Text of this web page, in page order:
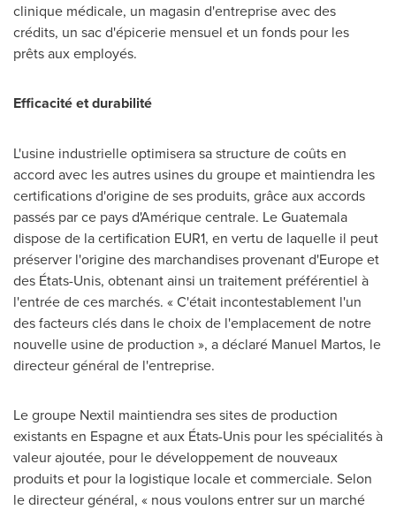
clinique médicale, un magasin d'entreprise avec des
crédits, un sac d'épicerie mensuel et un fonds pour les
prêts aux employés.
Efficacité et durabilité
L'usine industrielle optimisera sa structure de coûts en
accord avec les autres usines du groupe et maintiendra les
certifications d'origine de ses produits, grâce aux accords
passés par ce pays d'Amérique centrale. LeGuatemala
dispose de la certification EUR1, en vertu de laquelle il peut
préserver l'origine des marchandises provenant d'Europeet
des États-Unis, obtenant ainsi un traitement préférentiel à
l'entrée de ces marchés. « C'était incontestablement l'un
des facteurs clés dans le choix de l'emplacement de notre
nouvelle usine de production », a déclaré Manuel Martos, le
directeur général de l'entreprise.
Le groupe Nextil maintiendra ses sites de production
existants en Espagne et aux États-Unis pour les spécialités à
valeur ajoutée, pour le développement de nouveaux
produits et pour la logistique locale et commerciale. Selon
le directeur général, « nous voulons entrer sur un marché